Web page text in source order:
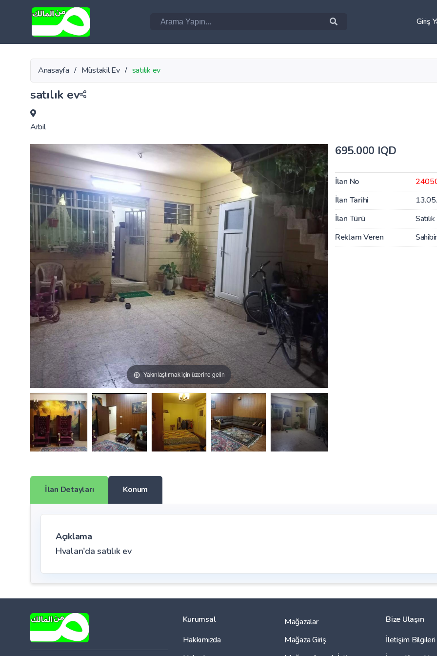
Giriş
Anasayfa / Müstakil Ev / satılık ev
satılık ev
Arbil
Yakınlaştırmak için üzerine gelin
695.000 IQD
İlan No
İlan Tarihi
İlan Türü
Satılık
Reklam Veren
İlan Detayları Konum
Açıklama
Hvalan'da satılık ev
Kurumsal
Hakkımızda
Mağazalar
Mağaza Giriş
Bize Ulaşın
İletişim Bilgileri